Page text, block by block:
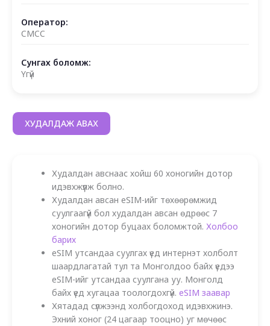
Оператор:
CMCC
Сунгах боломж:
Үгүй
ХУДАЛДАЖ АВАХ
Худалдан авснаас хойш 60 хоногийн дотор
идэвхжүүлж болно.
Худалдан авсан eSIM-ийг төхөөрөмжид
суулгаагүй бол худалдан авсан өдрөөс 7
хоногийн дотор буцаах боломжтой. Холбоо
барих
eSIM утсандаа суулгах үед интернэт холболт
шаардлагатай тул та Монголдоо байх үедээ
eSIM-ийг утсандаа суулгана уу. Монголд
байх үед хугацаа тоологдохгүй. eSIM заавар
Хятадад сүлжээнд холбогдоход идэвхжинэ.
Эхний хоног (24 цагаар тооцно) уг мөчөөс